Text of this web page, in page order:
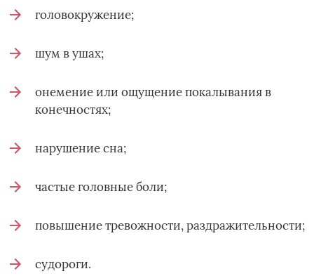
головокружение;
шум в ушах;
онемение или ощущение покалывания в
конечностях;
нарушение сна;
частые головные боли;
повышение тревожности, раздражительности;
судороги.